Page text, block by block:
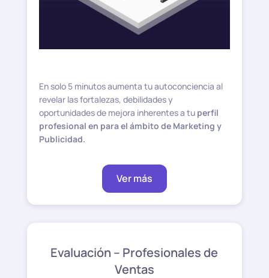
En solo 5 minutos aumenta tu autoconciencia al
revelar las fortalezas, debilidades y
oportunidades de mejora inherentes a tu perfil
profesional en para el ámbito de Marketing y
Publicidad.
Ver más
Evaluación – Profesionales de
Ventas